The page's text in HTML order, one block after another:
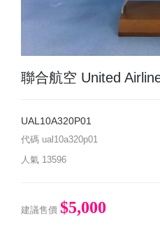
聯合航空 United
UAL10A320P01
代碼 ual10a320p01
人氣 13596
建議售價 $5,000